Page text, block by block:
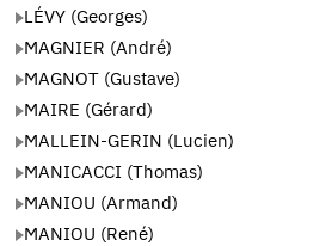
LÉVY (Georges)
MAGNIER (André)
MAGNOT (Gustave)
MAIRE (Gérard)
MALLEIN-GERIN (Lucien)
MANICACCI (Thomas)
MANIOU (Armand)
MANIOU (René)